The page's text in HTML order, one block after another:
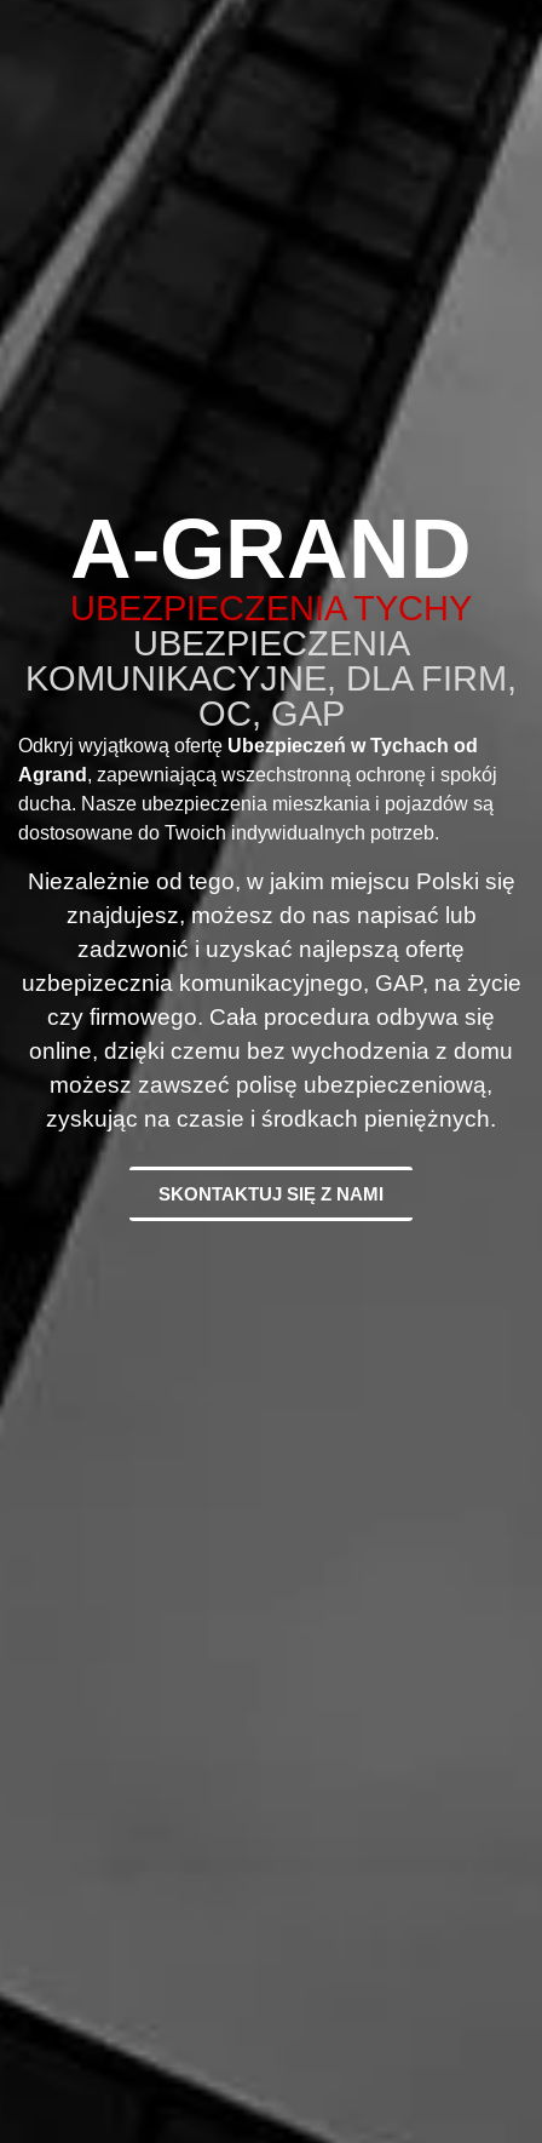
A-GRAND
UBEZPIECZENIA TYCHY
UBEZPIECZENIA
KOMUNIKACYJNE, DLA FIRM,
OC, GAP
Odkryj wyjątkową ofertę Ubezpieczeń w Tychach od
Agrand , zapewniającą wszechstronną ochronę i spokój
ducha. Nasze ubezpieczenia mieszkania i pojazdów są
dostosowane do Twoich indywidualnych potrzeb.
Niezależnie od tego, w jakim miejscu Polski się
znajdujesz, możesz do nas napisać lub
zadzwonić i uzyskać najlepszą ofertę
uzbepizecznia komunikacyjnego, GAP, na życie
czy firmowego. Cała procedura odbywa się
online, dzięki czemu bez wychodzenia z domu
możesz zawszeć polisę ubezpieczeniową,
zyskując na czasie i środkach pieniężnych.
SKONTAKTUJ SIĘ Z NAMI